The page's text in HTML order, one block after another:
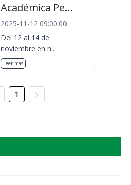
Académica Pe...
2025-11-12 09:00:00
Del 12 al 14 de
noviembre en n...
Leer más
1